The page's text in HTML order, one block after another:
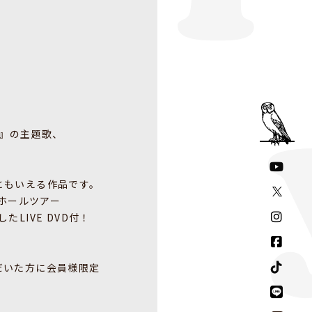
主題歌、
いえる作品​です。
ールツアー
LIVE DVD付！
た方に会員様限定